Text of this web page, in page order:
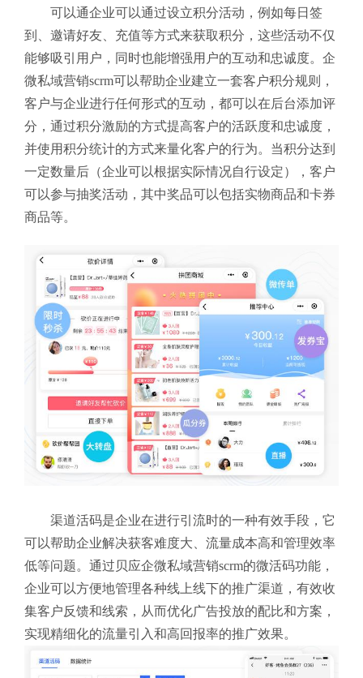
可以通企业可以通过设立积分活动，例如每日签
到、邀请好友、充值等方式来获取积分，这些活动不仅
能够吸引用户，同时也能增强用户的互动和忠诚度。企
微私域营销scrm可以帮助企业建立一套客户积分规则，
客户与企业进行任何形式的互动，都可以在后台添加评
分，通过积分激励的方式提高客户的活跃度和忠诚度，
并使用积分统计的方式来量化客户的行为。当积分达到
一定数量后（企业可以根据实际情况自行设定），客户
可以参与抽奖活动，其中奖品可以包括实物商品和卡券
商品等。
渠道活码是企业在进行引流时的一种有效手段，它
可以帮助企业解决获客难度大、流量成本高和管理效率
低等问题。通过贝应企微私域营销scrm的微活码功能，
企业可以方便地管理各种线上线下的推广渠道，有效收
集客户反馈和线索，从而优化广告投放的配比和方案，
实现精细化的流量引入和高回报率的推广效果。